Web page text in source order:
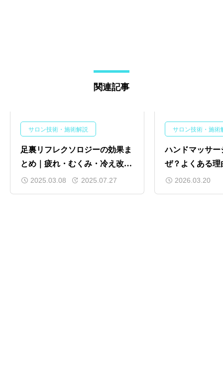
関連記事
サロン技術・施術解説
足裏リフレクソロジーの効果ま
とめ｜疲れ・むくみ・冷え改善
に！2025.03.08 2025.07.27
サロン技術・施術
ハンドマッサ
ぜ？よくある
けるためのポイ
2026.03.20